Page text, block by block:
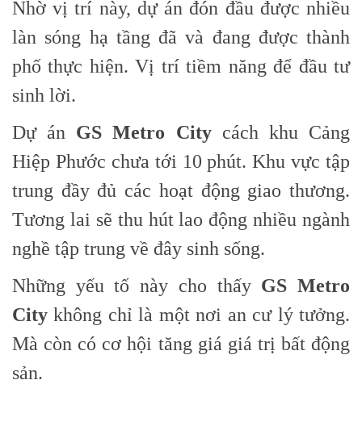
Nhờ vị trí này, dự án đón đầu được nhiều
làn sóng hạ tầng đã và đang được thành
phố thực hiện. Vị trí tiềm năng để đầu tư
sinh lời.
Dự án GS Metro Citycách khu Cảng
Hiệp Phước chưa tới 10 phút. Khu vực tập
trung đầy đủ các hoạt động giao thương.
Tương lai sẽ thu hút lao động nhiều ngành
nghề tập trung về đây sinh sống.
Những yếu tố này cho thấy GS Metro
City không chỉ là một nơi an cư lý tưởng.
Mà còn có cơ hội tăng giá giá trị bất động
sản.